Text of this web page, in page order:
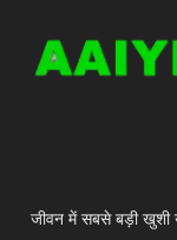
जीवन में सबसे बड़ी खुशी